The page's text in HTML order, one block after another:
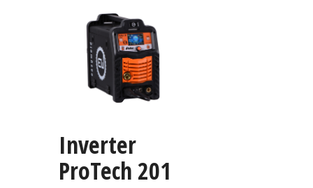
Inverter
ProTech 201